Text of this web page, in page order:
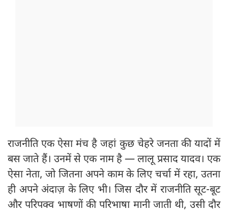
राजनीति एक ऐसा मंच है जहां कुछ चेहरे जनता की यादों में
बस जाते हैं। उनमें से एक नाम है — लालू प्रसाद यादव। एक
ऐसा नेता, जो जितना अपने काम के लिए चर्चा में रहा, उतना
ही अपने अंदाज़ के लिए भी। जिस दौर में राजनीति सूट-बूट
और परिपक्व भाषणों की परिभाषा मानी जाती थी, उसी दौर